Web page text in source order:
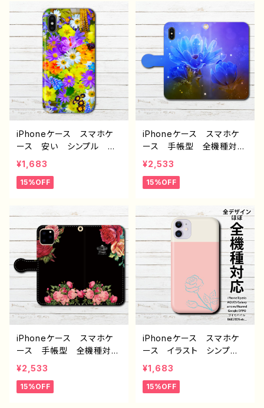
epixel Galaxy Androi
d アンドロイド ケース
スマホカバー 携帯 ハー
ドケース アイフォンケー
ス おすすめ 人気 クリ
エイター ノンブランド オ
リジナル デザイン グッ
ズ タイトル：フラワーガー
デン J1-9
ホカバー iPhone 携
帯 ハード カバー ケー
ス アイフォンケース おす
すめ 個性的 人気 イラ
ストレーター クリエイタ
ー 絵師 デザイン オリ
ジナル デザイン グッ
ズ タイトル：夜のチューリ
ップ 作：もなか G-6
iPhoneケース スマホケ
ース 安い シンプル 花
柄 おしゃれ かわいい
レディース 個性的 おす
すめ 人気 クリエイタ
Galaxy Android アンド
ロイド ケース ノンブラン
ド オリジナル デザイン
グッズ タイトル：フラワー
ガーデン PART2 J1-9
¥1,683
15%OFF
iPhoneケース スマホケ
ース 手帳型 全機種対
応 おしゃれ イラスト
花柄 iPhone11 Pro MAX
Galaxy ギャラクシー
エクスペリア スマホカバ
ー iPhone 携帯 カバ
ー ケース アイフォンケ
ース おすすめ 個性的
Android アンドロイド
ケース タイトル：アネモ
¥2,533
15%OFF
iPhoneケース スマホケ
ース 手帳型 全機種対
応 安い 花柄 個性的
おしゃれ レディース iPh
one15/14/13/12/11 AQU
¥2,533
15%OFF
iPhoneケース スマホケ
ース イラスト シンプ
ル 安い おしゃれ 花
柄 かっこいい かわい
い 可愛い レディース
¥1,683
15%OFF